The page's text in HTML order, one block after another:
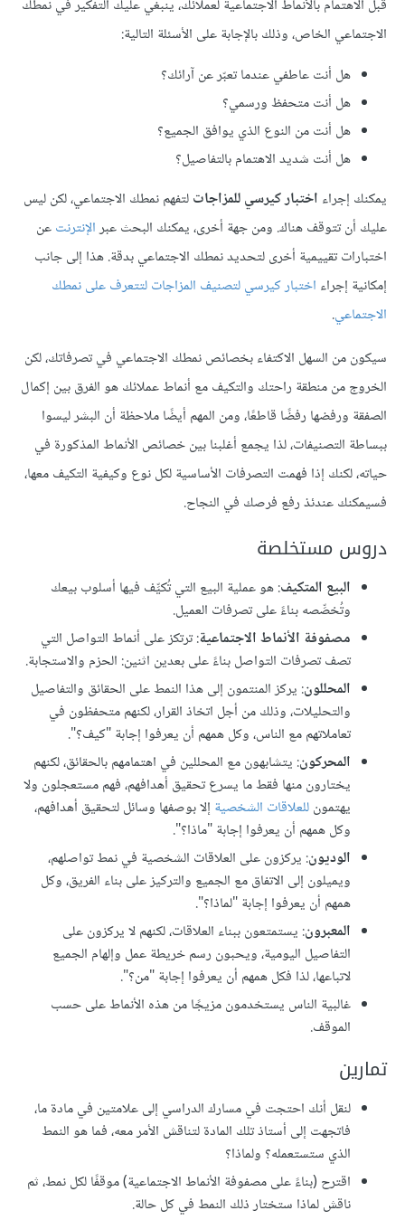
قبل الاهتمام بالأنماط الاجتماعية لعملائك، ينبغي عليك التفكير في نمطك
الاجتماعي الخاص، وذلك بالإجابة على الأسئلة التالية:
هل أنت عاطفي عندما تعبّر عن آرائك؟
هل أنت متحفظ ورسمي؟
هل أنت من النوع الذي يوافق الجميع؟
هل أنت شديد الاهتمام بالتفاصيل؟
يمكنك إجراء اختبار كيرسي للمزاجاتلتفهم نمطك الاجتماعي، لكن ليس
عليك أن تتوقف هناك. ومن جهة أخرى، يمكنك البحث عبرالإنترنتعن
اختبارات تقييمية أخرى لتحديد نمطك الاجتماعي بدقة. هذا إلى جانب
إمكانية إجراء اختبار كيرسي لتصنيف المزاجات لتتعرف على نمطك
الاجتماعي.
سيكون من السهل الاكتفاء بخصائص نمطك الاجتماعي في تصرفاتك، لكن
الخروج من منطقة راحتك والتكيف مع أنماط عملائك هو الفرق بين إكمال
الصفقة ورفضها رفضًا قاطعًا، ومن المهم أيضًا ملاحظة أن البشر ليسوا
ببساطة التصنيفات، لذا يجمع أغلبنا بين خصائص الأنماط المذكورة في
حياته، لكنك إذا فهمت التصرفات الأساسية لكل نوع وكيفية التكيف معها،
فسيمكنك عندئذ رفع فرصك في النجاح.
دروس مستخلصة
البيع المتكيف: هو عملية البيع التي تُكيِّف فيها أسلوب بيعك
وتُخصِّصه بناءً على تصرفات العميل.
مصفوفة الأنماط الاجتماعية: ترتكز على أنماط التواصل التي
تصف تصرفات التواصل بناءً على بعدين اثنين: الحزم والاستجابة.
المحللون: يركز المنتمون إلى هذا النمط على الحقائق والتفاصيل
والتحليلات، وذلك من أجل اتخاذ القرار، لكنهم متحفظون في
تعاملاتهم مع الناس، وكل همهم أن يعرفوا إجابة "كيف؟".
المحركون: يتشابهون مع المحللين في اهتمامهم بالحقائق، لكنهم
يختارون منها فقط ما يسرع تحقيق أهدافهم، فهم مستعجلون ولا
يهتمونللعلاقات الشخصية إلا بوصفها وسائل لتحقيق أهدافهم،
وكل همهم أن يعرفوا إجابة "ماذا؟".
الوديون: يركزون على العلاقات الشخصية في نمط تواصلهم،
ويميلون إلى الاتفاق مع الجميع والتركيز على بناء الفريق، وكل
همهم أن يعرفوا إجابة "لماذا؟".
المعبرون: يستمتعون ببناء العلاقات، لكنهم لا يركزون على
التفاصيل اليومية، ويحبون رسم خريطة عمل وإلهام الجميع
لاتباعها، لذا فكل همهم أن يعرفوا إجابة "من؟".
غالبية الناس يستخدمون مزيجًا من هذه الأنماط على حسب
الموقف.
تمارين
لنقل أنك احتجت في مسارك الدراسي إلى علامتين في مادة ما،
فاتجهت إلى أستاذ تلك المادة لتناقش الأمر معه، فما هو النمط
الذي ستستعمله؟ ولماذا؟
اقترح (بناءً على مصفوفة الأنماط الاجتماعية) موقفًا لكل نمط، ثم
ناقش لماذا ستختار ذلك النمط في كل حالة.